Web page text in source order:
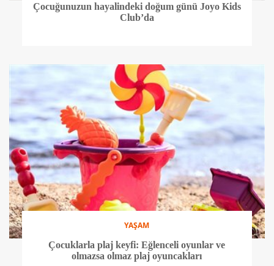
Çocuğunuzun hayalindeki doğum günü Joyo Kids
Club’da
YAŞAM
Çocuklarla plaj keyfi: Eğlenceli oyunlar ve
olmazsa olmaz plaj oyuncakları